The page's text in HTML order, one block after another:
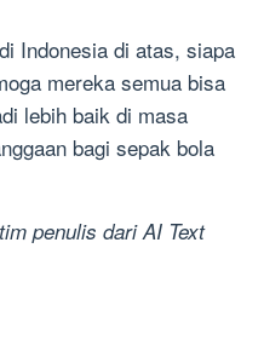
Indonesia di atas, siapa
mereka semua bisa
lebih baik di masa
bagi sepak bola
penulis dari AI Text